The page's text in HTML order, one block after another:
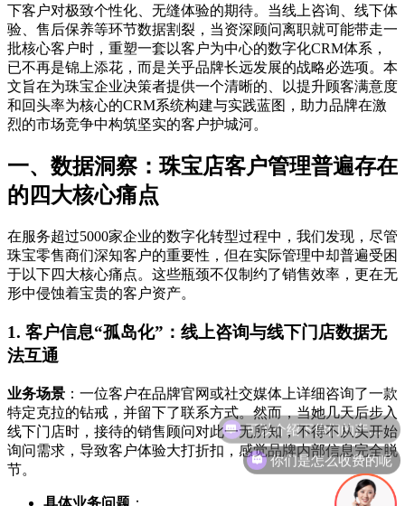
下客户对极致个性化、无缝体验的期待。当线上咨询、线下体
验、售后保养等环节数据割裂，当资深顾问离职就可能带走一
批核心客户时，重塑一套以客户为中心的数字化CRM体系，
已不再是锦上添花，而是关乎品牌长远发展的战略必选项。本
文旨在为珠宝企业决策者提供一个清晰的、以提升顾客满意度
和回头率为核心的CRM系统构建与实践蓝图，助力品牌在激
烈的市场竞争中构筑坚实的客户护城河。
一、数据洞察：珠宝店客户管理普遍存在
的四大核心痛点
在服务超过5000家企业的数字化转型过程中，我们发现，尽管
珠宝零售商们深知客户的重要性，但在实际管理中却普遍受困
于以下四大核心痛点。这些瓶颈不仅制约了销售效率，更在无
形中侵蚀着宝贵的客户资产。
1. 客户信息“孤岛化”：线上咨询与线下门店数据无
法互通
业务场景 ：一位客户在品牌官网或社交媒体上详细咨询了一款
特定克拉的钻戒，并留下了联系方式。然而，当她几天后步入
线下门店时，接待的销售顾问对此一无所知，不得不从头开始
询问需求，导致客户体验大打折扣，感觉品牌内部信息完全脱
节。
具体业务问题 ：
你们是怎么收费的呢